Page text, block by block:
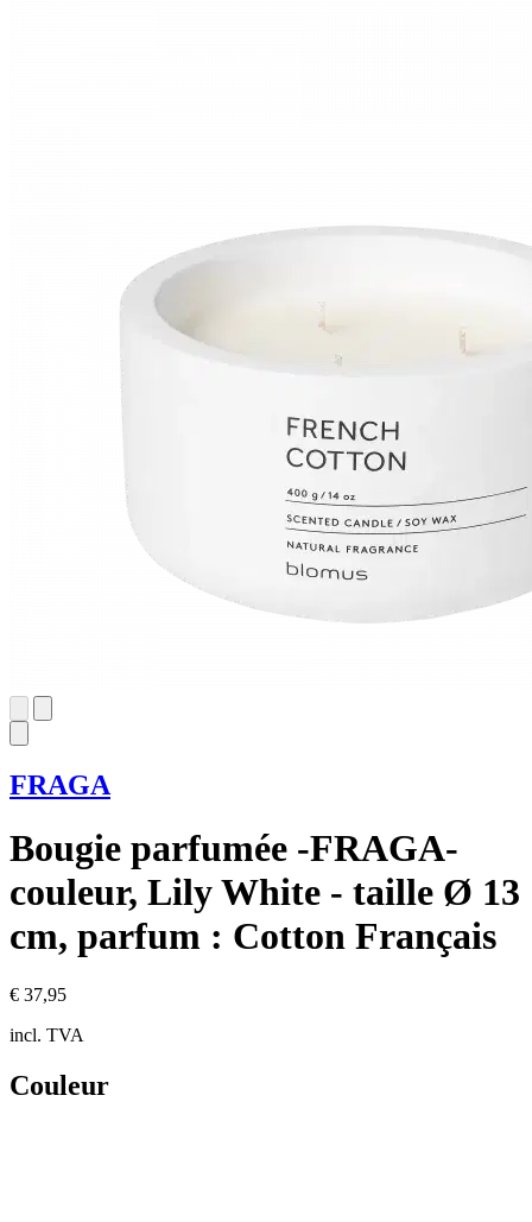
FRAGA
Bougie parfumée -FRAGA-
couleur, Lily White - taille Ø 13
cm, parfum : Cotton Français
€ 37,95
incl. TVA
Couleur